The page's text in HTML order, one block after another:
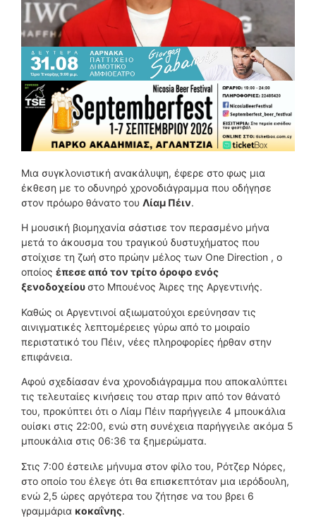
Μια συγκλονιστική ανακάλυψη, έφερε στο φως μια
έκθεση με το οδυνηρό χρονοδιάγραμμα που οδήγησε
στον πρόωρο θάνατο του Λίαμ Πέιν.
Η μουσική βιομηχανία σάστισε τον περασμένο μήνα
μετά το άκουσμα του τραγικού δυστυχήματος που
στοίχισε τη ζωή στο πρώην μέλος των One Direction , ο
οποίος έπεσε από τον τρίτο όροφο ενός
ξενοδοχείουστο Μπουένος Άιρες της Αργεντινής.
Καθώς οι Αργεντινοί αξιωματούχοι ερεύνησαν τις
αινιγματικές λεπτομέρειες γύρω από το μοιραίο
περιστατικό του Πέιν, νέες πληροφορίες ήρθαν στην
επιφάνεια.
Αφού σχεδίασαν ένα χρονοδιάγραμμα που αποκαλύπτει
τις τελευταίες κινήσεις του σταρ πριν από τον θάνατό
του, προκύπτει ότι ο Λίαμ Πέιν παρήγγειλε 4 μπουκάλια
ουίσκι στις 22:00, ενώ στη συνέχεια παρήγγειλε ακόμα 5
μπουκάλια στις 06:36 τα ξημερώματα.
Στις 7:00 έστειλε μήνυμα στον φίλο του, Ρότζερ Νόρες,
στο οποίο του έλεγε ότι θα επισκεπτόταν μια ιερόδουλη,
ενώ 2,5 ώρες αργότερα του ζήτησε να του βρει 6
γραμμάρια κοκαΐνης.